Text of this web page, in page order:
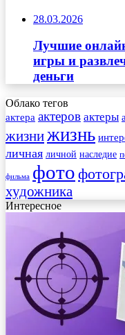
28.03.2026
Лучшие
игры и
деньги
Облако тегов
актера актеров актеры
жизнижизнь
личная личной наследие
фильма фото
художника
Интересное